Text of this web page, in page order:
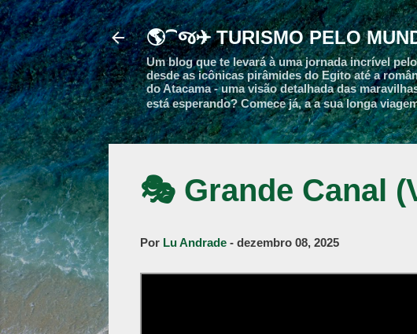
🌎⁀જ✈︎ TURISMO PELO
Um blog que te levará à uma jornada incrível
desde as icônicas pirâmides do Egito até a
do Atacama - uma visão detalhada das
está esperando? Comece já, a a sua longa
🎭 Grande Canal
Por Lu Andrade - dezembro 08, 2025